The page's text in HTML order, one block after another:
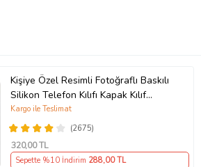
Kişiye Özel Resimli Fotoğraflı Baskılı
Silikon Telefon Kılıfı Kapak Kılıf
(Telefon Modelleri Açıklamada)
(2675)
Kargo ile Teslimat
320,00 TL
Sepette %10 İndirim 288,00 TL